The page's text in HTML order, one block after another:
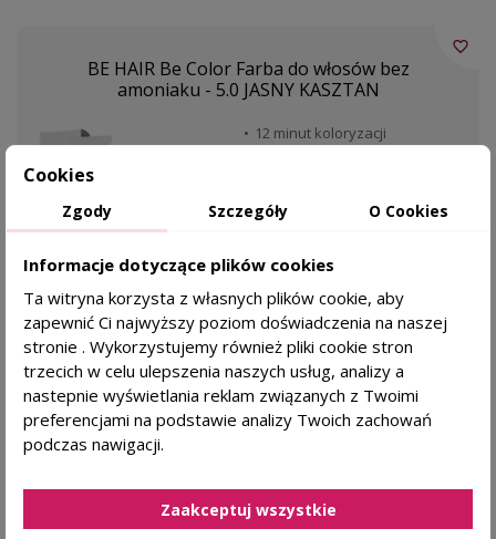
BE HAIR Be Color Farba do włosów bez
amoniaku - 5.0 JASNY KASZTAN
KAŻDY RODZAJ SKÓRY
12 minut koloryzacji
28,89 zł
DODAJ DO KOSZYKA
favorite_border
Pędzel fryzjerski do nakładania farby na włosy
Cookies
Zgody Szczegóły O Cookies
Informacje dotyczące plików cookies
Ta witryna korzysta z własnych plików cookie, aby
zapewnić Ci najwyższy poziom doświadczenia na naszej
stronie . Wykorzystujemy również pliki cookie stron
trzecich w celu ulepszenia naszych usług, analizy a
nastepnie wyświetlania reklam związanych z Twoimi
preferencjami na podstawie analizy Twoich zachowań
podczas nawigacji.
Zaakceptuj wszystkie